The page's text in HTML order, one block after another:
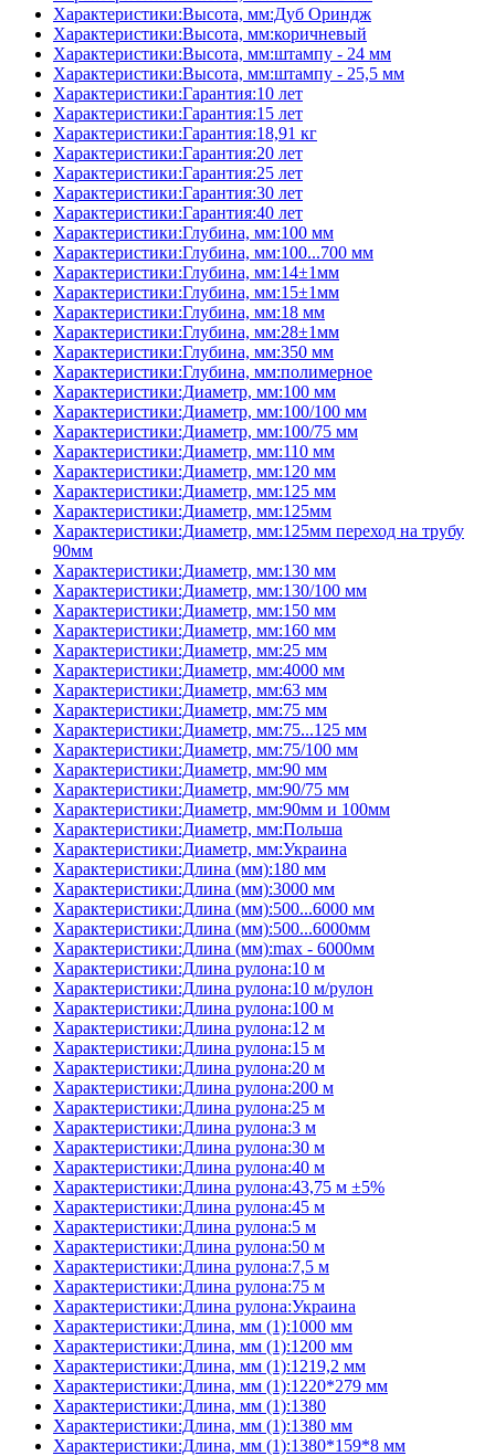
Характеристики:Высота, мм:Дуб Ориндж
Характеристики:Высота, мм:коричневый
Характеристики:Высота, мм:штампу - 24 мм
Характеристики:Высота, мм:штампу - 25,5 мм
Характеристики:Гарантия:10 лет
Характеристики:Гарантия:15 лет
Характеристики:Гарантия:18,91 кг
Характеристики:Гарантия:20 лет
Характеристики:Гарантия:25 лет
Характеристики:Гарантия:30 лет
Характеристики:Гарантия:40 лет
Характеристики:Глубина, мм:100 мм
Характеристики:Глубина, мм:100...700 мм
Характеристики:Глубина, мм:14±1мм
Характеристики:Глубина, мм:15±1мм
Характеристики:Глубина, мм:18 мм
Характеристики:Глубина, мм:28±1мм
Характеристики:Глубина, мм:350 мм
Характеристики:Глубина, мм:полимерное
Характеристики:Диаметр, мм:100 мм
Характеристики:Диаметр, мм:100/100 мм
Характеристики:Диаметр, мм:100/75 мм
Характеристики:Диаметр, мм:110 мм
Характеристики:Диаметр, мм:120 мм
Характеристики:Диаметр, мм:125 мм
Характеристики:Диаметр, мм:125мм
Характеристики:Диаметр, мм:125мм переход на трубу
90мм
Характеристики:Диаметр, мм:130 мм
Характеристики:Диаметр, мм:130/100 мм
Характеристики:Диаметр, мм:150 мм
Характеристики:Диаметр, мм:160 мм
Характеристики:Диаметр, мм:25 мм
Характеристики:Диаметр, мм:4000 мм
Характеристики:Диаметр, мм:63 мм
Характеристики:Диаметр, мм:75 мм
Характеристики:Диаметр, мм:75...125 мм
Характеристики:Диаметр, мм:75/100 мм
Характеристики:Диаметр, мм:90 мм
Характеристики:Диаметр, мм:90/75 мм
Характеристики:Диаметр, мм:90мм и 100мм
Характеристики:Диаметр, мм:Польша
Характеристики:Диаметр, мм:Украина
Характеристики:Длина (мм):180 мм
Характеристики:Длина (мм):3000 мм
Характеристики:Длина (мм):500...6000 мм
Характеристики:Длина (мм):500...6000мм
Характеристики:Длина (мм):max - 6000мм
Характеристики:Длина рулона:10 м
Характеристики:Длина рулона:10 м/рулон
Характеристики:Длина рулона:100 м
Характеристики:Длина рулона:12 м
Характеристики:Длина рулона:15 м
Характеристики:Длина рулона:20 м
Характеристики:Длина рулона:200 м
Характеристики:Длина рулона:25 м
Характеристики:Длина рулона:3 м
Характеристики:Длина рулона:30 м
Характеристики:Длина рулона:40 м
Характеристики:Длина рулона:43,75 м ±5%
Характеристики:Длина рулона:45 м
Характеристики:Длина рулона:5 м
Характеристики:Длина рулона:50 м
Характеристики:Длина рулона:7,5 м
Характеристики:Длина рулона:75 м
Характеристики:Длина рулона:Украина
Характеристики:Длина, мм (1):1000 мм
Характеристики:Длина, мм (1):1200 мм
Характеристики:Длина, мм (1):1219,2 мм
Характеристики:Длина, мм (1):1220*279 мм
Характеристики:Длина, мм (1):1380
Характеристики:Длина, мм (1):1380 мм
Характеристики:Длина, мм (1):1380*159*8 мм